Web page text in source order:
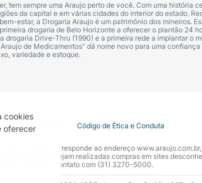
cookies
oferecer
tem sempre uma Araujo perto de você. Com uma história
da capital e em várias cidades do interior do estado.
estar, a Drogaria Araujo é um patrimônio dos mineiros.
drogaria de Belo Horizonte a oferecer o plantão 24
drogaria Drive-Thru (1990) e a primeira rede a implantar o
de Medicamentos” dá nome novo para uma
variedade e estoque.
Covid-19 Código de Ética e Conduta
seu site oficial corresponde ao endereço
que não sejam realizadas compras em sites
entrar em contato com (31) 3270-5000.